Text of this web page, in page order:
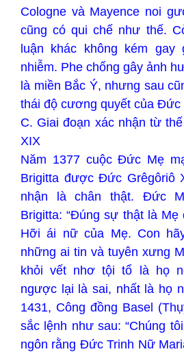
Cologne và Mayence noi
cũng có qui chế như thế.
luận khác không kém
nhiễm. Phe chống gây ảnh
là miền Bắc Ý, nhưng sau
thái độ cương quyết của Đức
C. Giai đoạn xác nhận từ
XIX
Năm 1377 cuộc Đức Mẹ
Brigitta được Đức Grêgôriô
nhận là chân thật. Đức
Brigitta: “Đúng sự thật là Mẹ
Hỡi ái nữ của Mẹ. Con
những ai tin và tuyên xưng
khỏi vết nhơ tội tổ là họ
ngược lại là sai, nhất là họ
1431, Công đồng Basel
sắc lệnh như sau: “Chúng
ngôn rằng Đức Trinh Nữ